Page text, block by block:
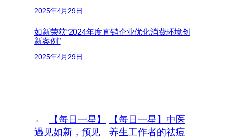
2025年4月29日
如新荣获“2024年度直销企业优化消费环境创
新案例”
2025年4月29日
←
【每日一星】
遇见如新，预见
【每日一星】中医
养生工作者的祛痘